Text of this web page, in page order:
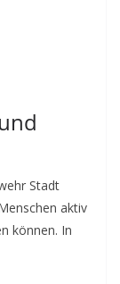
Stadt
aktiv
können. In